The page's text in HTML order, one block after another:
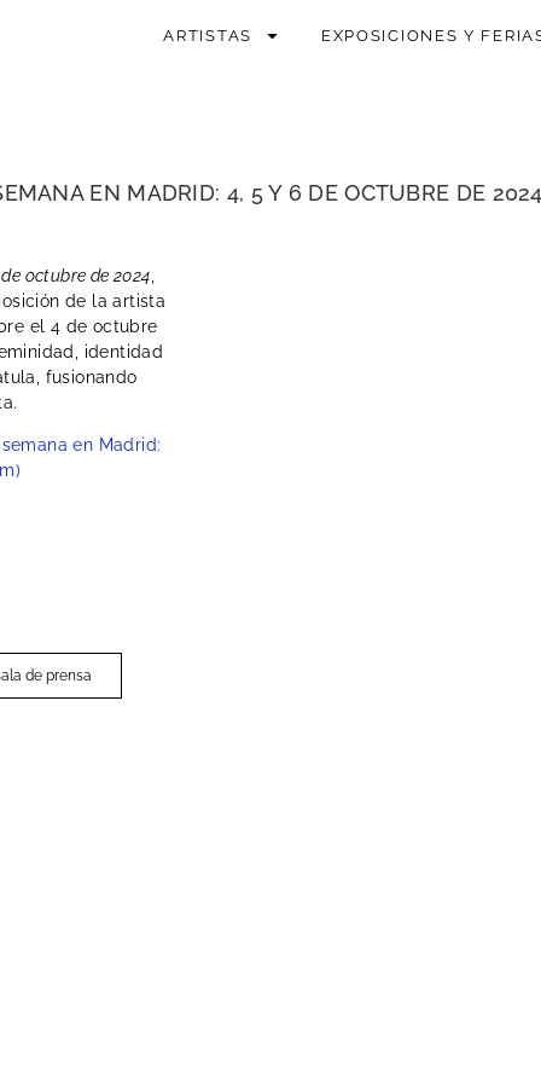
ARTISTAS EXPOSICIONES Y
EN MADRID: 4, 5 Y 6 DE OCTUBRE DE
octubre de 2024
de la artista
el 4 de octubre
identidad
fusionando
en Madrid:
de prensa